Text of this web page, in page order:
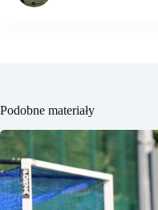
Podobne materiały